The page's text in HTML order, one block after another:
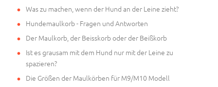
Was zu machen, wenn der Hund an der Leine zieht?
Hundemaulkorb - Fragen und Antworten
Der Maulkorb, der Beisskorb oder der Beißkorb
Ist es grausam mit dem Hund nur mit der Leine zu
spazieren?
Die Größen der Maulkörben für M9/M10 Modell